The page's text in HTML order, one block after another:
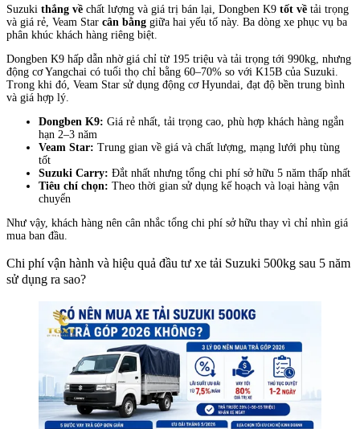
Suzuki thắng về chất lượng và giá trị bán lại, Dongben K9 tốt về tải trọng
và giá rẻ, Veam Star cân bằng giữa hai yếu tố này. Ba dòng xe phục vụ ba
phân khúc khách hàng riêng biệt.
Dongben K9 hấp dẫn nhờ giá chỉ từ 195 triệu và tải trọng tới 990kg, nhưng
động cơ Yangchai có tuổi thọ chỉ bằng 60–70% so với K15B của Suzuki.
Trong khi đó, Veam Star sử dụng động cơ Hyundai, đạt độ bền trung bình
và giá hợp lý.
Dongben K9: Giá rẻ nhất, tải trọng cao, phù hợp khách hàng ngắn
hạn 2–3 năm
Veam Star: Trung gian về giá và chất lượng, mạng lưới phụ tùng
tốt
Suzuki Carry: Đắt nhất nhưng tổng chi phí sở hữu 5 năm thấp nhất
Tiêu chí chọn: Theo thời gian sử dụng kế hoạch và loại hàng vận
chuyển
Như vậy, khách hàng nên cân nhắc tổng chi phí sở hữu thay vì chỉ nhìn giá
mua ban đầu.
Chi phí vận hành và hiệu quả đầu tư xe tải Suzuki 500kg sau 5 năm
sử dụng ra sao?